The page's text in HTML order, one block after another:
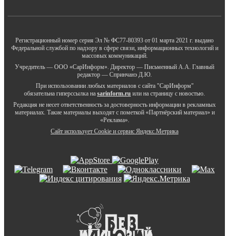
Регистрационный номер серия Эл № ФС77-80393 от 01 марта 2021 г. выдано
Федеральной службой по надзору в сфере связи, информационных технологий и
массовых коммуникаций.
Учредитель — ООО «СарИнформ». Директор — Письменный А.А. Главный
редактор — Спринчанэ Д.Ю.
При использовании любых материалов с сайта "СарИнформ"
обязательна гиперссылка на sarinform.ru или на страницу с новостью.
Редакция не несет ответственность за достоверность информации в рекламных
материалах. Такие материалы выходят с пометкой «Партнёрский материал» и
«Реклама».
Сайт использует Cookie и сервиc Яндекс.Метрика